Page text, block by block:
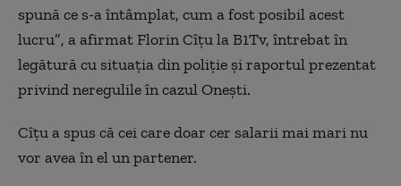
spună ce s-a întâmplat, cum a fost posibil acest
lucru”, a afirmat Florin Cîţu la B1Tv, întrebat în
legătură cu situaţia din poliţie şi raportul prezentat
privind neregulile în cazul Oneşti.
Cîţu a spus că cei care doar cer salarii mai mari nu
vor avea în el un partener.